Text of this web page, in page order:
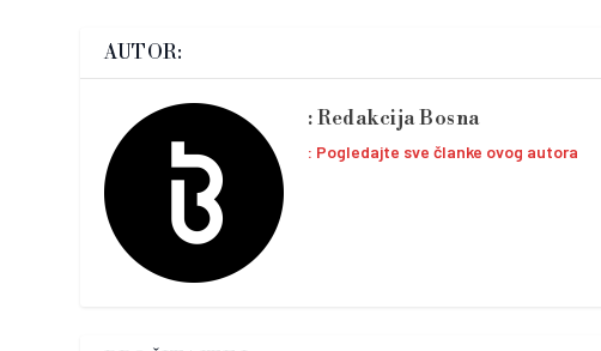
AUTOR:
Redakcija Bosna
Pogledajte sve članke ovog autora